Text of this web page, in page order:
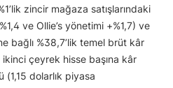
zincir mağaza satışlarındaki
ve Ollie’s yönetimi +%1,7) ve
bağlı %38,7’lik temel brüt kâr
çeyrek hisse başına kâr
dolarlık piyasa